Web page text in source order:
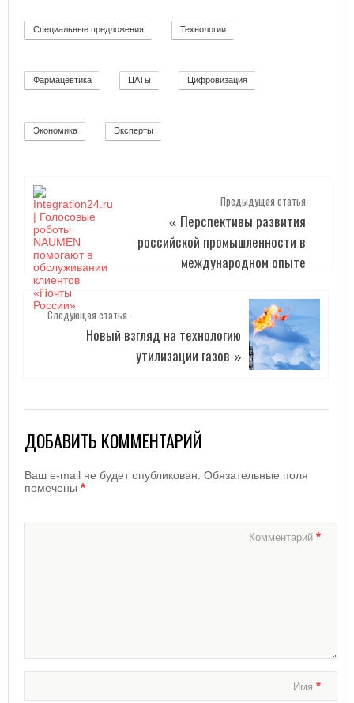
Специальные предложения Технологии
Фармацевтика ЦАТы Цифровизация
Экономика Эксперты
- Предыдущая статья
« Перспективы развития
российской промышленности в
международном опыте
Следующая статья -
Новый взгляд на технологию
утилизации газов »
ДОБАВИТЬ КОММЕНТАРИЙ
Ваш e-mail не будет опубликован. Обязательные поля
помечены *
Комментарий*
Имя*